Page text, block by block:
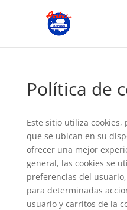
Política de
Este sitio utiliza
que se ubican en su
ofrecer una mejor
general, las cookies se
preferencias del
para determinadas
usuario y carritos de la